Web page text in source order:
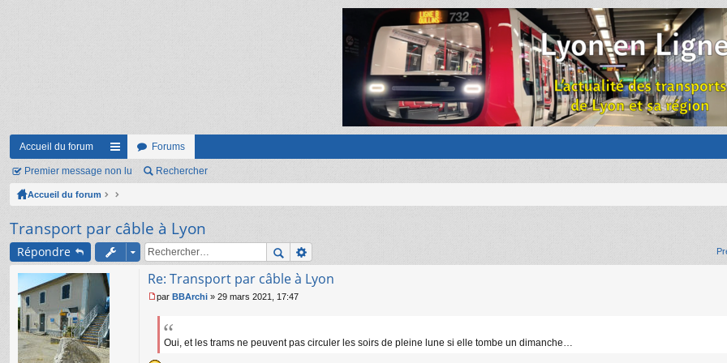
Accueil du forum
ac
co
ci
s
Forums
Premier message non lu Rechercher
Accueil du forum
Transport par câble à Lyon
Répondre
Re: Transport par câble à Lyon
e
a
par BBArchi » 29 mars 2021, 17:47
Oui, et les trams ne peuvent pas circuler les soirs de pleine lune si elle tombe un dimanche…